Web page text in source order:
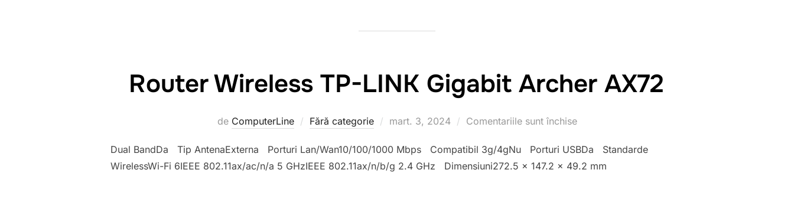
Router Wireless TP-LINK Gigabit Archer AX72
de ComputerLine Fără categorie
Publicat
mart. 3, 2024 Comentariile sunt închise
Dual BandDa Tip AntenaExterna Porturi Lan/Wan10/100/1000 Mbps Compatibil 3g/4gNu Porturi USBDa Standarde
WirelessWi-Fi 6IEEE 802.11ax/ac/n/a 5 GHzIEEE 802.11ax/n/b/g 2.4 GHz Dimensiuni272.5 × 147.2 × 49.2 mm